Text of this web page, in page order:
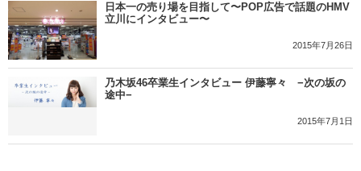
日本一の売り場を目指して〜POP広告で話題のHMV
立川にインタビュー〜
2015年7月26日
乃木坂46卒業生インタビュー 伊藤寧々 −次の坂の
途中−
2015年7月1日